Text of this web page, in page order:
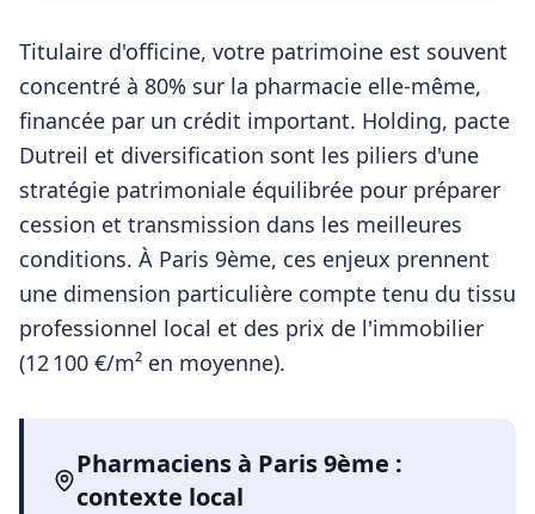
Titulaire d'officine, votre patrimoine est souvent
concentré à 80% sur la pharmacie elle-même,
financée par un crédit important. Holding, pacte
Dutreil et diversification sont les piliers d'une
stratégie patrimoniale équilibrée pour préparer
cession et transmission dans les meilleures
conditions. À Paris 9ème, ces enjeux prennent
une dimension particulière compte tenu du tissu
professionnel local et des prix de l'immobilier
(12 100 €/m² en moyenne).
Pharmaciensà Paris 9ème :
contexte local